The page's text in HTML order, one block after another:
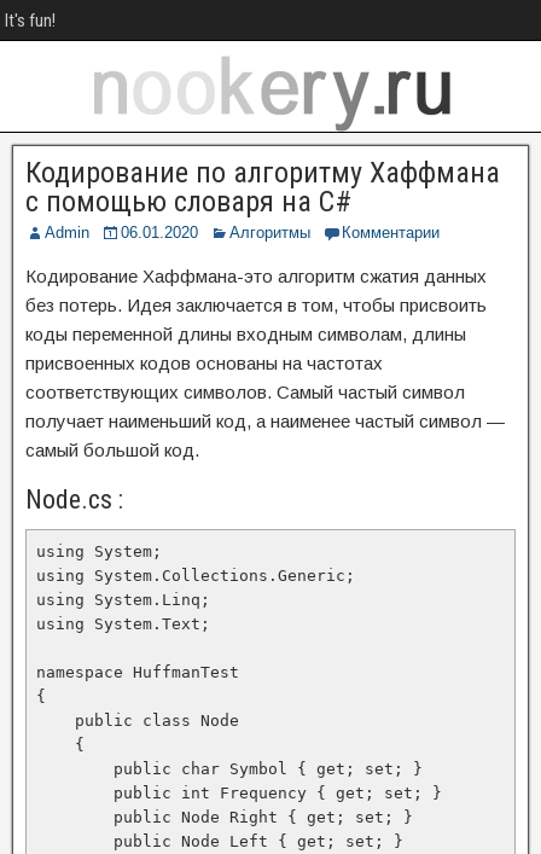
It's fun!
Кодирование по алгоритму Хаффмана
с помощью словаря на C#
Admin 06.01.2020 Алгоритмы Комментарии
Кодирование Хаффмана-это алгоритм сжатия данных
без потерь. Идея заключается в том, чтобы присвоить
коды переменной длины входным символам, длины
присвоенных кодов основаны на частотах
соответствующих символов. Самый частый символ
получает наименьший код, а наименее частый символ —
самый большой код.
Node.cs :
using System;
using System.Collections.Generic;
using System.Linq;
using System.Text;
namespace HuffmanTest
{
    public class Node
    {
        public char Symbol { get; set; }
        public int Frequency { get; set; }
        public Node Right { get; set; }
        public Node Left { get; set; }